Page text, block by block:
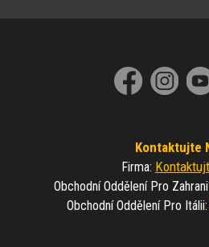
Kontaktujte
Firma:
Obchodní Oddělení Pro
Obchodní Oddělení Pro Itálii: